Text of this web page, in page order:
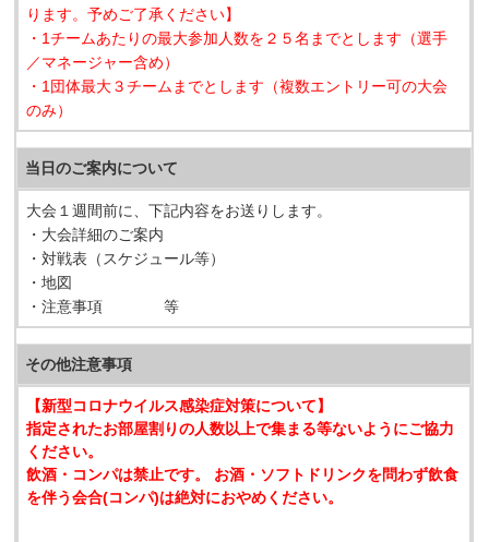
ります。予めご了承ください】
・1チームあたりの最大参加人数を２５名までとします（選手
／マネージャー含め）
・1団体最大３チームまでとします（複数エントリー可の大会
のみ）
当日のご案内について
大会１週間前に、下記内容をお送りします。
・大会詳細のご案内
・対戦表（スケジュール等）
・地図
・注意事項 等
その他注意事項
【新型コロナウイルス感染症対策について】
指定されたお部屋割りの人数以上で集まる等ないようにご協力
ください。
飲酒・コンパは禁止です。 お酒・ソフトドリンクを問わず飲食
を伴う会合(コンパ)は絶対におやめください。